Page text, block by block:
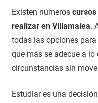
5
de
diciembre
2020
Maria
Cursos
en
Albacete
Existen números
realizar en Villamalea.
todas las opciones
que más se adecue a
circunstancias sin
Estudiar es una